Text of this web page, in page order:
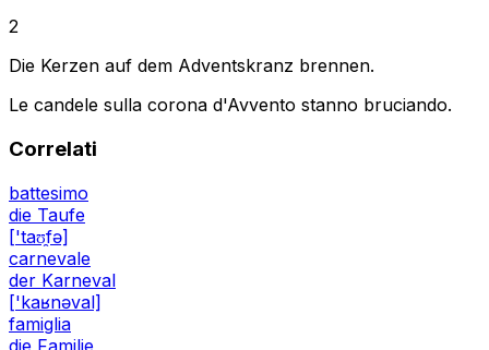
2
Die Kerzen auf dem Adventskranz brennen.
Le candele sulla corona d'Avvento stanno bruciando.
Correlati
battesimo
die Taufe
['taʊ̯fə]
carnevale
der Karneval
['kaʁnəval]
famiglia
die Familie